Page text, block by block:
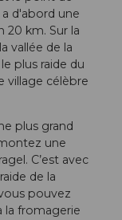
d'abord une
20 km. Sur la
vallée de la
plus raide du
village célèbre
plus grand
une
C’est avec
de la
pouvez
la fromagerie